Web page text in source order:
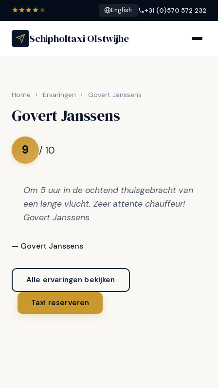
English +31 (0)570 572 232
Schipholtaxi Olstwijhe
Home › Ervaringen › Govert Janssens
Govert Janssens
9 / 10
Om 5 uur in de ochtend thuisgebracht van
een lange vlucht. Zeer attente chauffeur!
Govert Janssens
— Govert Janssens
Alle ervaringen bekijken
Taxi reserveren